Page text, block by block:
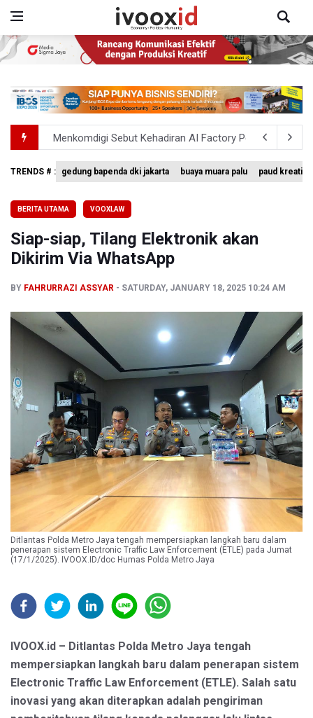
Menkomdigi Sebut Kehadiran AI Factory Perkuat Posisi
Perumnas Bangun Hunian Bersubsidi dengan Konsep
Pemerintah Matangkan Rencana Pembaruan Buku Ajar
Pendakian Gunung Gede Pangrango Ditutup karena
TRENDS # : gedung bapenda dki jakarta buaya muara palu paud kreatif
BERITA UTAMA VOOXLAW
Siap-siap, Tilang Elektronik akan
Dikirim Via WhatsApp
BY FAHRURRAZI ASSYAR SATURDAY, JANUARY 18, 2025 10:24 AM
Ditlantas Polda Metro Jaya tengah mempersiapkan langkah baru dalam
penerapan sistem Electronic Traffic Law Enforcement (ETLE) pada Jumat
(17/1/2025). IVOOX.ID/doc Humas Polda Metro Jaya
IVOOX.id – Ditlantas Polda Metro Jaya tengah
mempersiapkan langkah baru dalam penerapan sistem
Electronic Traffic Law Enforcement (ETLE). Salah satu
inovasi yang akan diterapkan adalah pengiriman